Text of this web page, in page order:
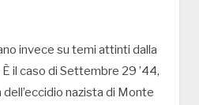
invece su temi attinti dalla
il caso di Settembre 29 ’44,
dell’eccidio nazista di Monte